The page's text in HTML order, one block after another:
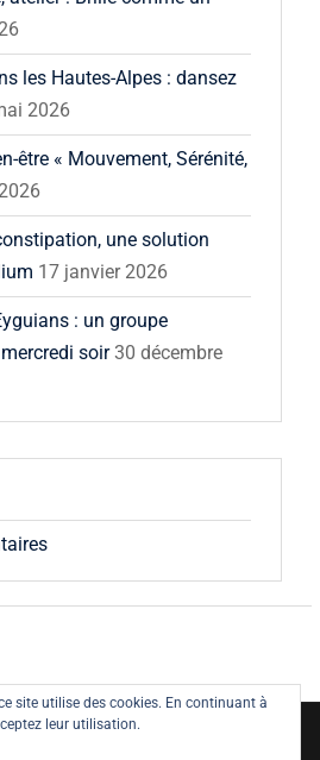
les Hautes-Alpes : dansez
2026
être « Mouvement, Sérénité,
une solution
17 janvier 2026
: un groupe
soir 30 décembre
© All rights reserved.
site utilise des cookies. En continuant à
leur utilisation.